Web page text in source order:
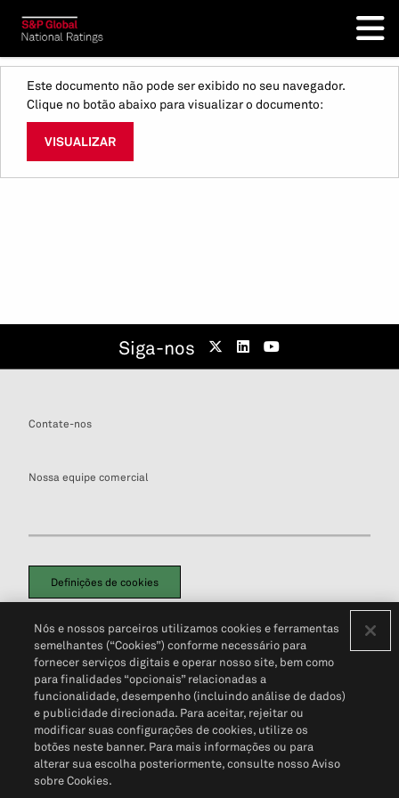
Este documento não pode ser exibido no seu navegador.
Clique no botão abaixo para visualizar o documento:
VISUALIZAR
Siga-nos
Contate-nos
Nossa equipe comercial
Definições de cookies
Política de PrivacidadePortal de privacidade do cliente (em inglês)
Não Venda Minhas Informações Pessoais© 2026 S&P Global
Nós e nossos parceiros utilizamos cookies e ferramentas
semelhantes (“Cookies”) conforme necessário para
fornecer serviços digitais e operar nosso site, bem como
para finalidades “opcionais” relacionadas a
funcionalidade, desempenho (incluindo análise de dados)
e publicidade direcionada. Para aceitar, rejeitar ou
modificar suas configurações de cookies, utilize os
botões neste banner. Para mais informações ou para
alterar sua escolha posteriormente, consulte nosso Aviso
sobre Cookies.